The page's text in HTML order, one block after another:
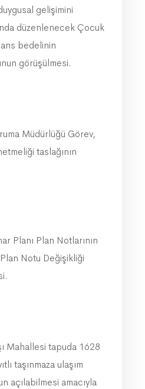
gelişimini
düzenlenecek Çocuk
bedelinin
görüşülmesi.
Müdürlüğü Görev,
taslağının
Planı Plan Notlarının
Notu Değişikliği
Mahallesi tapuda 1628
taşınmaza ulaşım
açılabilmesi amacıyla